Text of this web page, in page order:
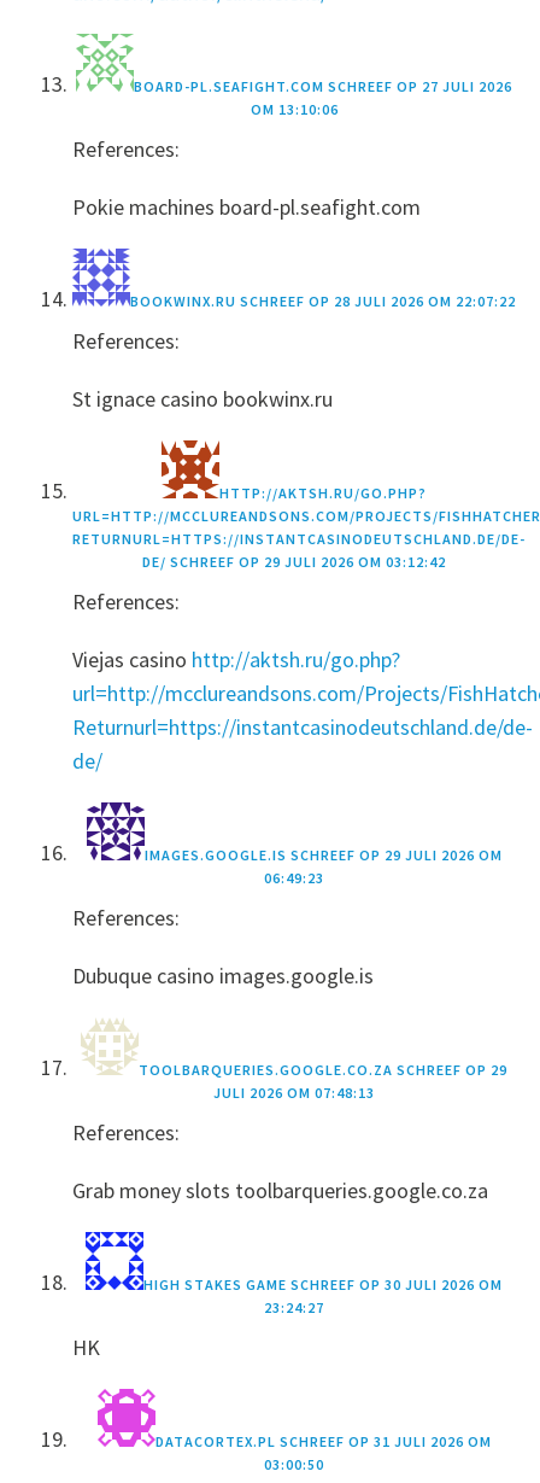
BOARD-PL.SEAFIGHT.COM SCHREEF OP 27 JULI 2026
OM 13:10:06
References:
Pokie machines board-pl.seafight.com
BOOKWINX.RU SCHREEF OP 28 JULI 2026 OM 22:07:22
References:
St ignace casino bookwinx.ru
HTTP://AKTSH.RU/GO.PHP?
URL=HTTP://MCCLUREANDSONS.COM/PROJECTS/
RETURNURL=HTTPS://INSTANTCASINODEUTSCHLAND.DE/DE-
DE/ SCHREEF OP 29 JULI 2026 OM 03:12:42
References:
Viejas casino http://aktsh.ru/go.php?
url=http://mcclureandsons.com/Projects/
Returnurl=https://instantcasinodeutschland.de/de-
de/
IMAGES.GOOGLE.IS SCHREEF OP 29 JULI 2026 OM
06:49:23
References:
Dubuque casino images.google.is
TOOLBARQUERIES.GOOGLE.CO.ZA SCHREEF OP 29
JULI 2026 OM 07:48:13
References:
Grab money slots toolbarqueries.google.co.za
HIGH STAKES GAME SCHREEF OP 30 JULI 2026 OM
23:24:27
HK
DATACORTEX.PL SCHREEF OP 31 JULI 2026 OM
03:00:50